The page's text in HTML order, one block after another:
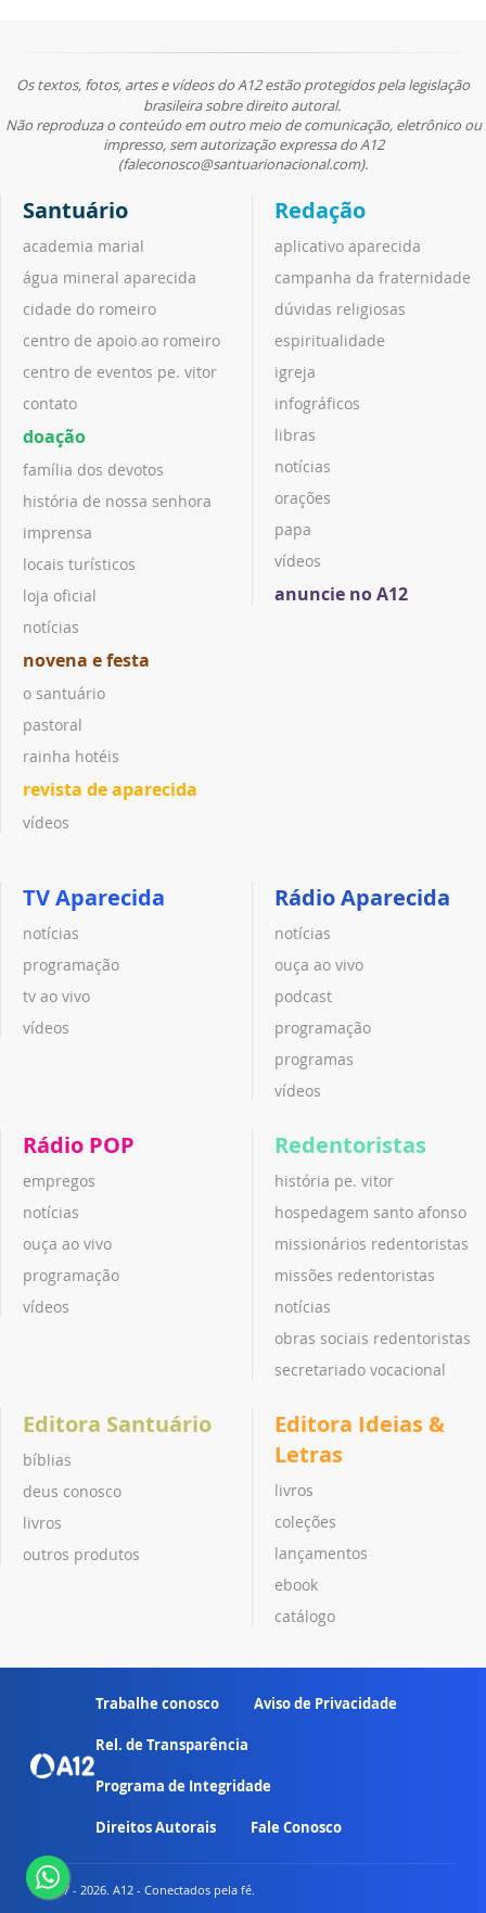
Os textos, fotos, artes e vídeos do A12 estão protegidos pela legislação
brasileira sobre direito autoral.
Não reproduza o conteúdo em outro meio de comunicação, eletrônico ou
impresso, sem autorização expressa do A12
(faleconosco@santuarionacional.com).
Santuário
academia marial
água mineral aparecida
cidade do romeiro
centro de apoio ao romeiro
centro de eventos pe. vitor
contato
doação
família dos devotos
história de nossa senhora
imprensa
locais turísticos
loja oficial
notícias
novena e festa
o santuário
pastoral
rainha hotéis
revista de aparecida
vídeos
Redação
aplicativo aparecida
campanha da fraternidade
dúvidas religiosas
espiritualidade
igreja
infográficos
libras
notícias
orações
papa
vídeos
anuncie no A12
TV Aparecida
notícias
programação
tv ao vivo
vídeos
Rádio Aparecida
notícias
ouça ao vivo
podcast
programação
programas
vídeos
Rádio POP
empregos
notícias
ouça ao vivo
programação
vídeos
Redentoristas
história pe. vitor
hospedagem santo afonso
missionários redentoristas
missões redentoristas
notícias
obras sociais redentoristas
secretariado vocacional
Editora Santuário
bíblias
deus conosco
livros
outros produtos
Editora Ideias &
Letras
livros
coleções
lançamentos
ebook
catálogo
Trabalhe conosco Aviso de Privacidade
Rel. de Transparência
Programa de Integridade
Direitos Autorais Fale Conosco
© 2007 - 2026. A12 - Conectados pela fé.